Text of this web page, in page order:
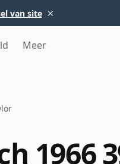
van site ×
Meer
1966